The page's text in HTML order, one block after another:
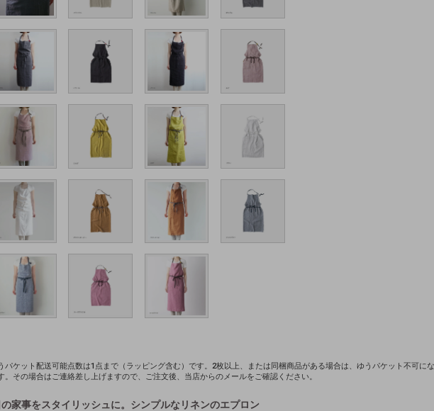
パケット配送可能点数は1点まで（ラッピング含む）です。2枚以上、または同梱商品がある場合は、ゆうパケット不可に
。その場合はご連絡差し上げますので、ご注文後、当店からのメールをご確認ください。
家事をスタイリッシュに。シンプルなリネンのエプロン